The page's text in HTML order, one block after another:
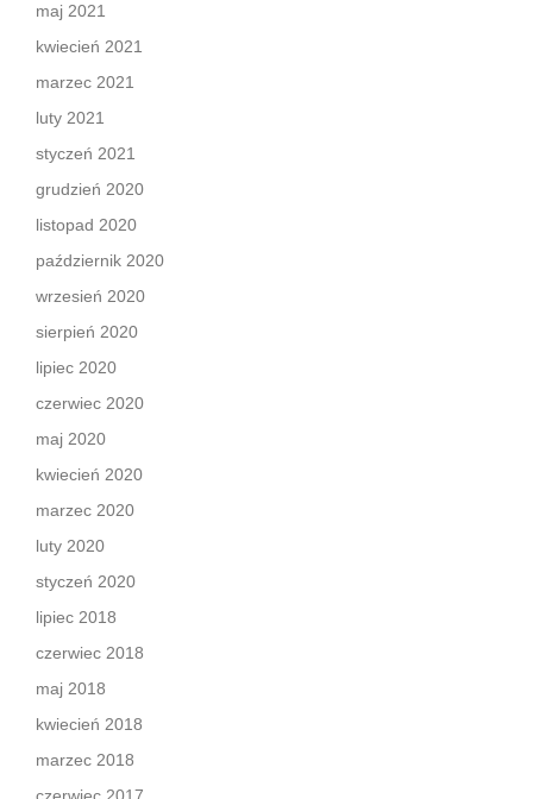
maj 2021
kwiecień 2021
marzec 2021
luty 2021
styczeń 2021
grudzień 2020
listopad 2020
październik 2020
wrzesień 2020
sierpień 2020
lipiec 2020
czerwiec 2020
maj 2020
kwiecień 2020
marzec 2020
luty 2020
styczeń 2020
lipiec 2018
czerwiec 2018
maj 2018
kwiecień 2018
marzec 2018